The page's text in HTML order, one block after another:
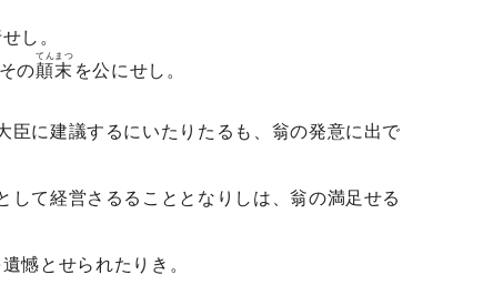
し。
の顛末
てんまつ
を公にせし。
臣に建議するにいたりたるも、翁の発意に出で
て経営さるることとなりしは、翁の満足せる
憾とせられたりき。